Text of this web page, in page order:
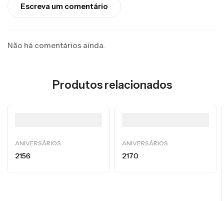
Escreva um comentário
Não há comentários ainda.
Produtos relacionados
ANIVERSÁRIOS
2156
ANIVERSÁRIOS
2170